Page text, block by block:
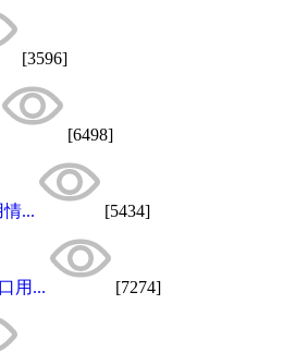
[3596]
[6498]
... [5434]
用... [7274]